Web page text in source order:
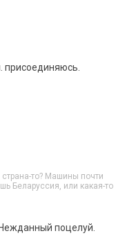
присоединяюсь.
то? Машины почти
Беларуссия, или какая-то
поцелуй.